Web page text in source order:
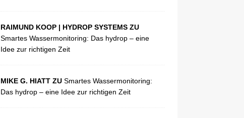
RAIMUND KOOP | HYDROP SYSTEMS ZU
Smartes Wassermonitoring: Das hydrop – eine
Idee zur richtigen Zeit
MIKE G. HIATT ZU Smartes Wassermonitoring:
Das hydrop – eine Idee zur richtigen Zeit